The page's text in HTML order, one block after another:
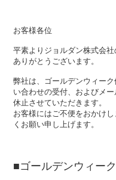
お客様各位
平素よりジョルダン株式会
ありがとうございます。
弊社は、ゴールデンウィー
い合わせの受付、およびメ
休止させていただきます。
お客様にはご不便をおかけ
くお願い申し上げます。
■ゴールデンウィー